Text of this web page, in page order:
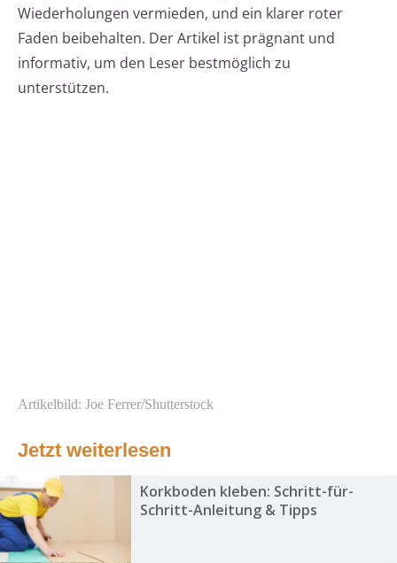
Wiederholungen vermieden, und ein klarer roter
Faden beibehalten. Der Artikel ist prägnant und
informativ, um den Leser bestmöglich zu
unterstützen.
Artikelbild: Joe Ferrer/Shutterstock
Jetzt weiterlesen
Korkboden kleben: Schritt-für-
Schritt-Anleitung & Tipps